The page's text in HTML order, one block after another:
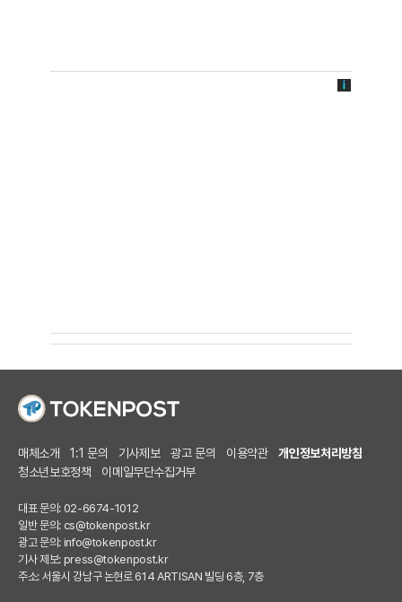
매체소개 1:1 문의 기사제보 광고 문의 이용약관
개인정보처리방침
청소년보호정책
이메일무단수집거부
대표 문의: 02-6674-1012
일반 문의: cs@tokenpost.kr
광고 문의: info@tokenpost.kr
기사 제보: press@tokenpost.kr
주소: 서울시 강남구 논현로 614 ARTISAN 빌딩 6층, 7층